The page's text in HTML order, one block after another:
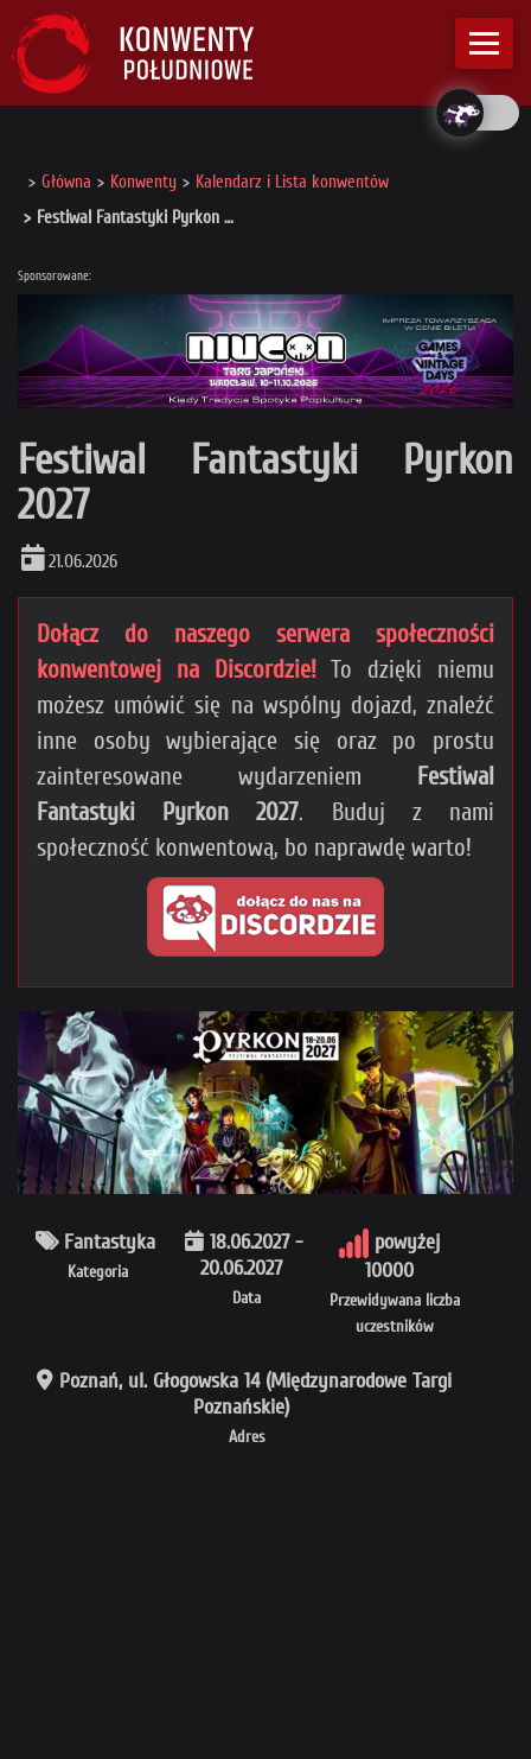
Główna Konwenty
Kalendarz i Lista konwentów
Festiwal Fantastyki Pyrkon …
Sponsorowane:
Festiwal Fantastyki Pyrkon
2027
21.06.2026
Dołącz do naszego serwera społeczności
konwentowej na Discordzie!To dzięki niemu
możesz umówić się na wspólny dojazd, znaleźć
inne osoby wybierające się oraz po prostu
zainteresowane wydarzeniem Festiwal
Fantastyki Pyrkon 2027. Buduj z nami
społeczność konwentową, bo naprawdę warto!
Kategoria
Fantastyka
Data
18.06.2027 -
20.06.2027
Przewidywana liczba
uczestników
powyżej
10000
Adres
Poznań, ul. Głogowska 14 (Międzynarodowe Targi
Poznańskie)